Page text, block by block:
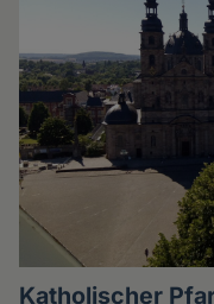
Katholischer